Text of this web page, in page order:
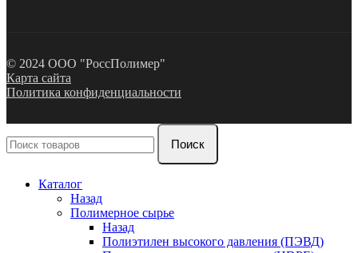
© 2024 ООО "РоссПолимер"
Карта сайта
Политика конфиденциальности
Поиск
Каталог
Назад
Полимерное сырье
Назад
Полиэтилен высокого давления (ПЭВД)